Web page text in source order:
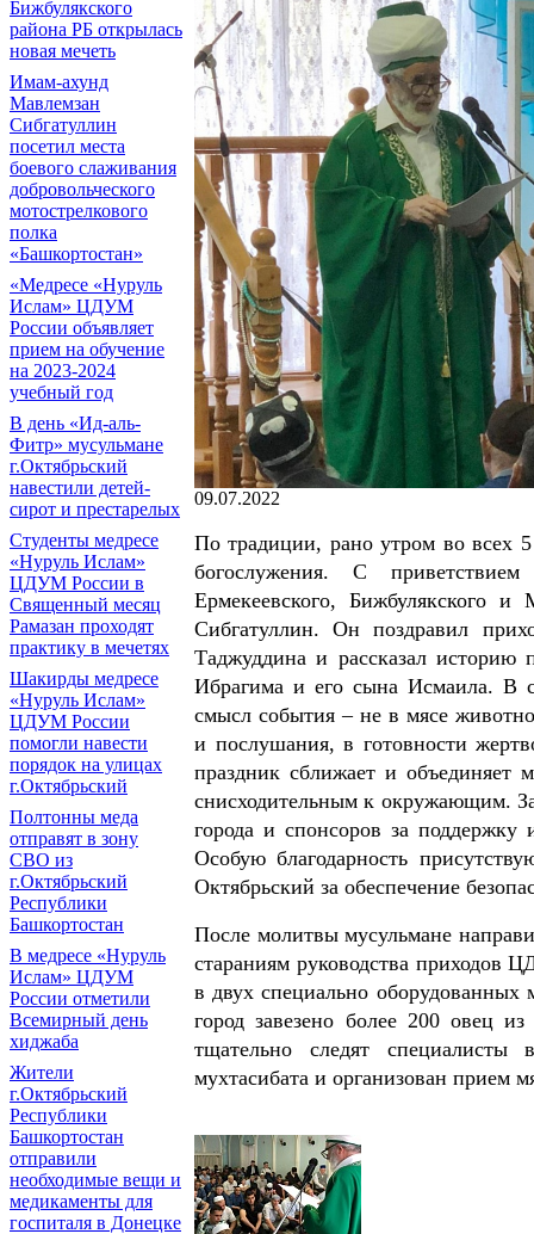
Бижбулякского
района РБ открылась
новая мечеть
Имам-ахунд
Мавлемзан
Сибгатуллин
посетил места
боевого слаживания
добровольческого
мотострелкового
полка
«Башкортостан»
«Медресе «Нуруль
Ислам» ЦДУМ
России объявляет
прием на обучение
на 2023-2024
учебный год
В день «Ид-аль-
Фитр» мусульмане
г.Октябрьский
навестили детей-
сирот и престарелых
Cтуденты медресе
«Нуруль Ислам»
ЦДУМ России в
Священный месяц
Рамазан проходят
практику в мечетях
Шакирды медресе
«Нуруль Ислам»
ЦДУМ России
помогли навести
порядок на улицах
г.Октябрьский
Полтонны меда
отправят в зону
СВО из
г.Октябрьский
Республики
Башкортостан
В медресе «Нуруль
Ислам» ЦДУМ
России отметили
Всемирный день
хиджаба
Жители
г.Октябрьский
Республики
Башкортостан
отправили
необходимые вещи и
медикаменты для
госпиталя в Донецке
09.07.2022
По традиции, рано утром во всех
богослужения. С
Ермекеевского, Бижбулякского
Сибгатуллин. Он поздравил
Таджуддина и рассказал историю
Ибрагима и его сына Исмаила. В
смысл события – не в мясе
и послушания, в готовности
праздник сближает и объединяет
снисходительным к окружающим.
города и спонсоров за
Особую благодарность
Октябрьский за обеспечение
После молитвы мусульмане
стараниям руководства приходов
в двух специально
город завезено более 200 овец
тщательно следят
мухтасибата и организован прием